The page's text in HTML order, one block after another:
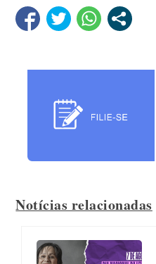
Notícias relacionadas